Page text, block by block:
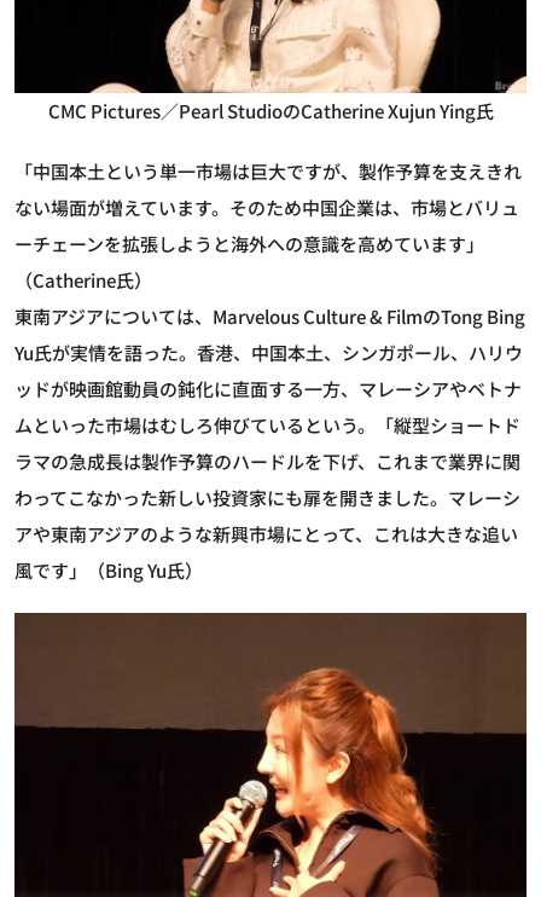
CMC Pictures／Pearl StudioのCatherine Xujun Ying氏
「中国本土という単一市場は巨大ですが、製作予算を支えきれ
ない場面が増えています。そのため中国企業は、市場とバリュ
ーチェーンを拡張しようと海外への意識を高めています」
（Catherine氏）
東南アジアについては、Marvelous Culture & FilmのTong Bing
Yu氏が実情を語った。香港、中国本土、シンガポール、ハリウ
ッドが映画館動員の鈍化に直面する一方、マレーシアやベトナ
ムといった市場はむしろ伸びているという。「縦型ショートド
ラマの急成長は製作予算のハードルを下げ、これまで業界に関
わってこなかった新しい投資家にも扉を開きました。マレーシ
アや東南アジアのような新興市場にとって、これは大きな追い
風です」（Bing Yu氏）